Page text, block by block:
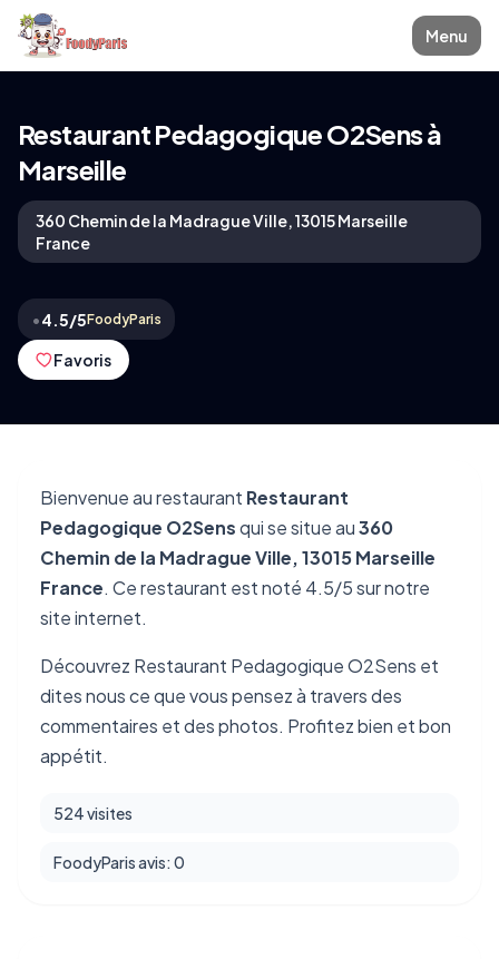
Menu
Restaurant Pedagogique O2Sens à
Marseille
360 Chemin de la Madrague Ville, 13015 Marseille
France
•4.5/5FoodyParis
Favoris
Bienvenue au restaurant Restaurant
Pedagogique O2Sensqui se situe au360
Chemin de la Madrague Ville, 13015 Marseille
France. Ce restaurant est noté 4.5/5 sur notre
site internet.
Découvrez Restaurant Pedagogique O2Sens et
dites nous ce que vous pensez à travers des
commentaires et des photos. Profitez bien et bon
appétit.
524 visites
FoodyParis avis: 0